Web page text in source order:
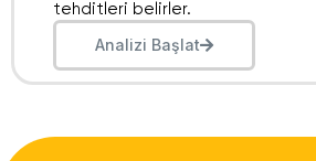
tehditleri belirler.
Analizi Başlat